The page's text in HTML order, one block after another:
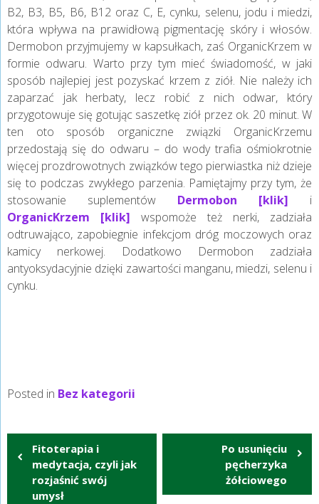
B2, B3, B5, B6, B12 oraz C, E, cynku, selenu, jodu i miedzi,
która wpływa na prawidłową pigmentację skóry i włosów.
Dermobon przyjmujemy w kapsułkach, zaś OrganicKrzem w
formie odwaru. Warto przy tym mieć świadomość, w jaki
sposób najlepiej jest pozyskać krzem z ziół. Nie należy ich
zaparzać jak herbaty, lecz robić z nich odwar, który
przygotowuje się gotując saszetkę ziół przez ok. 20 minut. W
ten oto sposób organiczne związki OrganicKrzemu
przedostają się do odwaru – do wody trafia ośmiokrotnie
więcej prozdrowotnych związków tego pierwiastka niż dzieje
się to podczas zwykłego parzenia. Pamiętajmy przy tym, że
stosowanie suplementów Dermobon [klik] i
OrganicKrzem [klik] wspomoże też nerki, zadziała
odtruwająco, zapobiegnie infekcjom dróg moczowych oraz
kamicy nerkowej. Dodatkowo Dermobon zadziała
antyoksydacyjnie dzięki zawartości manganu, miedzi, selenu i
cynku.
Posted in Bez kategorii
Nawigacja
wpisu
Fitoterapia i
medytacja, czyli jak
rozjaśnić swój
umysł
Po usunięciu
pęcherzyka
żółciowego